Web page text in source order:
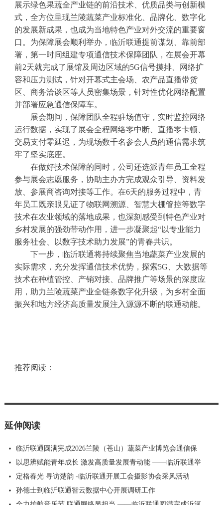
展示绿色果蔬全产业链的前沿技术、优质品类与创新模
式，全方位呈现兰陵蔬菜产业标准化、品牌化、数字化
的发展新成果，也成为当地特色产业对外交流的重要窗
口。为保障展会顺利举办，临沂联通提前谋划、靠前部
署，第一时间组建专项通信技术保障团队，在展会开幕
前2天就完成了展馆及周边区域的5G信号摸排、网络扩
容和压力测试，针对开幕式主会场、农产品直播带货
区、商务洽谈区等人员密集场景，针对性优化网络配置
并部署应急通信保障车。
展会期间，保障团队全程驻场值守，实时监控网络
运行数据，实现了展会全程网络零中断、直播零卡顿、
交易支付零延迟，为现场数千名参会人员的通信需求筑
牢了坚实底座。
在做好技术保障的同时，公司还选派青年员工全程
参与展会志愿服务，协助主办方完成观众引导、资料发
放、参展商咨询对接等工作。在6天的服务过程中，青
年员工既亲眼见证了物联网溯源、智慧大棚管控等数字
技术在农业领域的落地成果，也深刻感受到特色产业对
乡村发展的强劲带动作用，进一步凝聚起“以专业能力
服务社会、以数字技术助力发展”的青春共识。
下一步，临沂联通将持续聚焦当地蔬菜产业发展的
实际需求，充分发挥通信技术优势，探索5G、大数据等
技术在种植管控、产销对接、品牌推广等场景的深度应
用，助力兰陵蔬菜产业全链条数字化升级，为乡村全面
振兴和地方经济高质量发展注入源源不断的联通动能。
推荐阅读：
延伸阅读
临沂联通圆满完成2026兰陵（苍山）蔬菜产业博览会通信保
以思辨赋能青年成长 激发高质量发展青动能 ——临沂联通举
定格春光 寻访楚韵 -临沂联通开展工会摄影协会采风活动
孙德士到临沂联通智云数据中心开展调研工作